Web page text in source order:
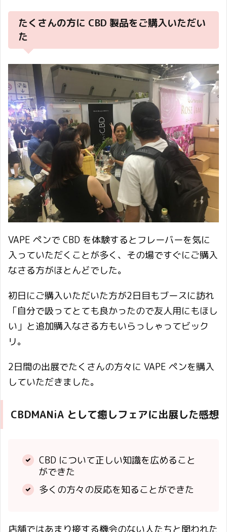
たくさんの方に CBD 製品をご購入いただい
た
VAPE ペンで CBD を体験するとフレーバーを気に
入っていただくことが多く、その場ですぐにご購入
なさる方がほとんどでした。
初日にご購入いただいた方が2日目もブースに訪れ
「自分で吸ってとても良かったので友人用にもほし
い」と追加購入なさる方もいらっしゃってビック
リ。
2日間の出展でたくさんの方々に VAPE ペンを購入
していただきました。
CBDMANiA として癒しフェアに出展した感想
CBD について正しい知識を広めること
ができた
多くの方々の反応を知ることができた
店舗ではあまり接する機会のない人たちと関われた